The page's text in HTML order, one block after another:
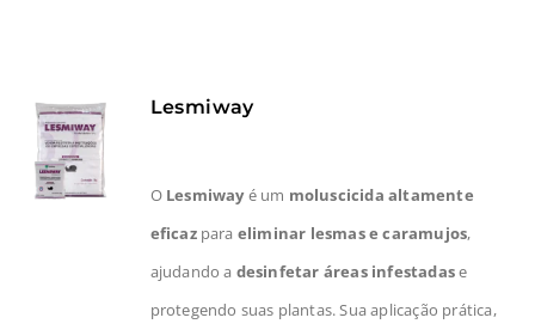
Lesmiway
O Lesmiwayé um moluscicida altamente
eficazpara eliminar lesmas e caramujos,
ajudando a desinfetar áreas infestadase
protegendo suas plantas. Sua aplicação prática,